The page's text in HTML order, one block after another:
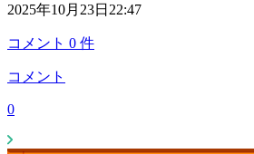
2025年10月23日22:47
コメント 0 件
コメント
0